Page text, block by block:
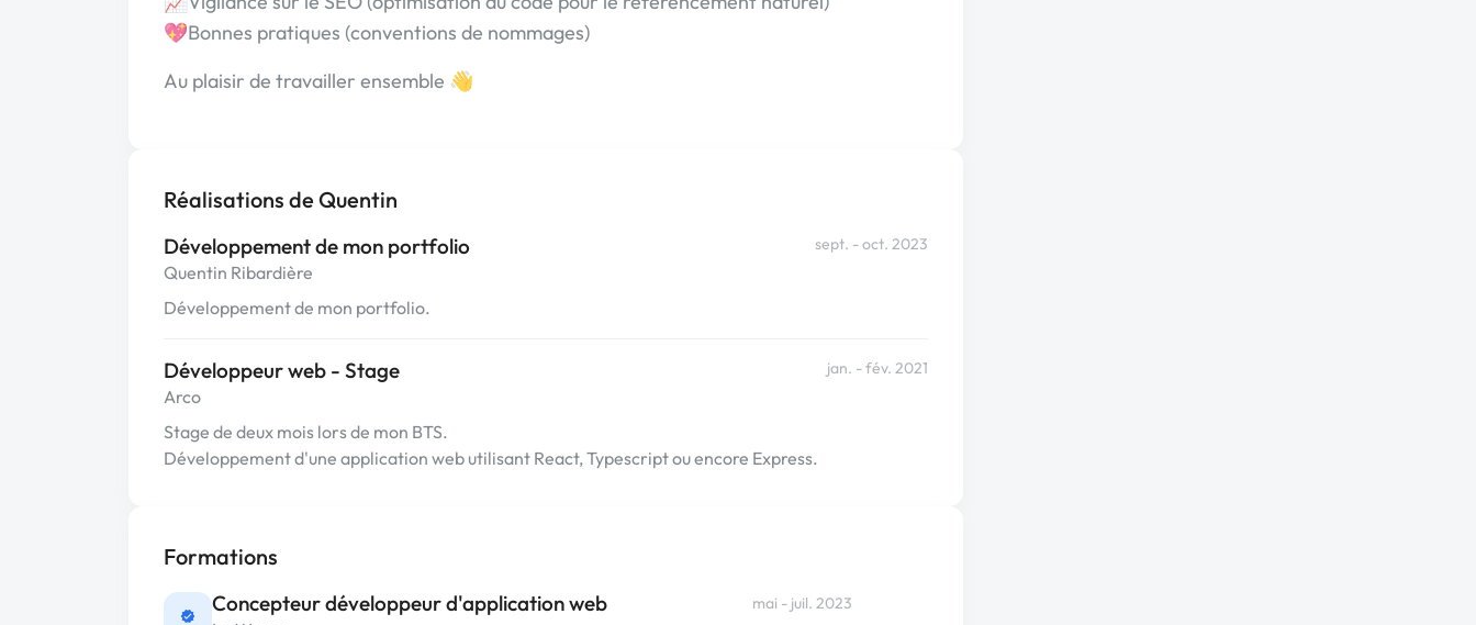
💖Bonnes pratiques (conventions de nommages)
Au plaisir de travailler ensemble 👋
Réalisations de Quentin
Développement de mon portfolio
Quentin Ribardière
sept. - oct. 2023
Développement de mon portfolio.
Développeur web - Stage
Arco
jan. - fév. 2021
Stage de deux mois lors de mon BTS.
Développement d'une application web utilisant React, Typescript ou encore Express.
Formations
Concepteur développeur d'application web mai - juil. 2023